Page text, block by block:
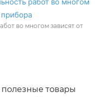
во многом зависят от
товары